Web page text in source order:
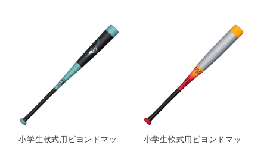
コラボ／ライセンス
小学生軟式用ビヨンドマッ
小学生軟式用ビヨンドマッ